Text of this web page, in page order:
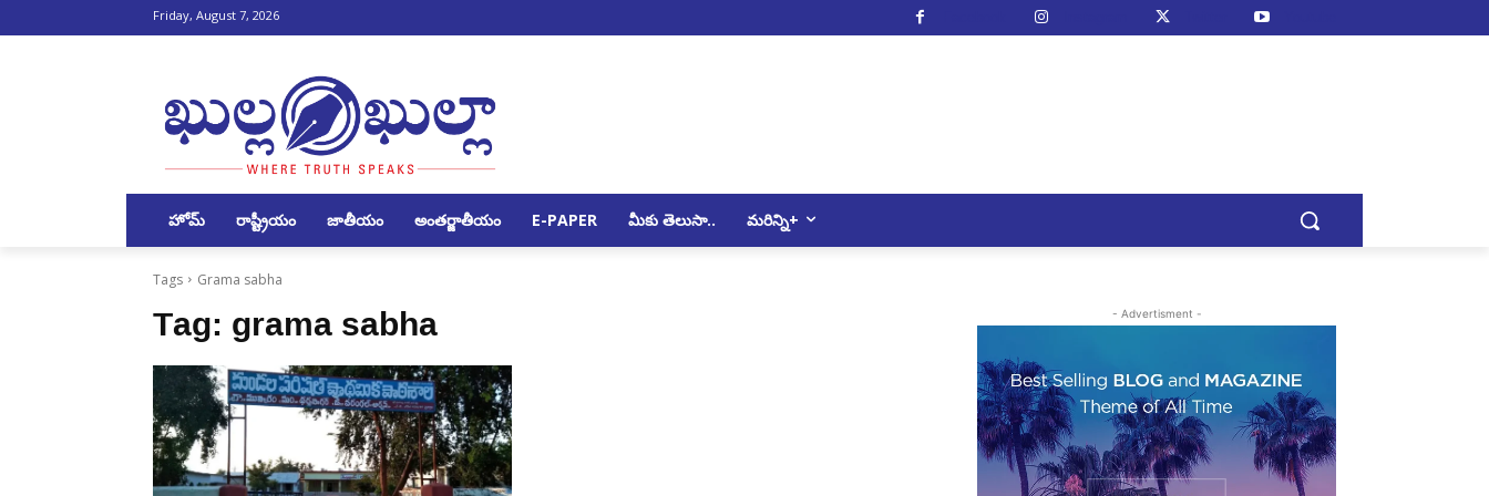
Friday, August 7, 2026
హోమ్ రాష్ట్రీయం జాతీయం అంతర్జాతీయం E-PAPER మీకు తెలుసా.. మరిన్ని+
Tags Grama sabha
Tag:grama sabha - Advertisment -